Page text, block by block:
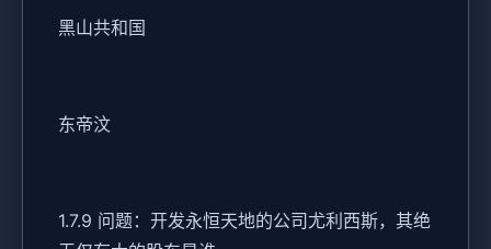
黑山共和国
东帝汶
1.7.9 问题：开发永恒天地的公司尤利西斯，其绝